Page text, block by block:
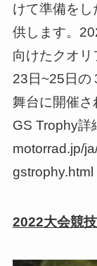
けて準備を
供します。
向けたクオリ
23日~25日の
舞台に開催さ
GS Trophy詳
motorrad.jp/
gstrophy.html
2022大会競